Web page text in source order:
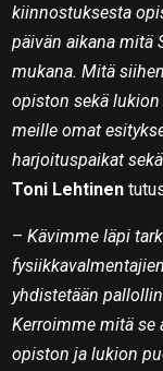
kiinnostuksesta
päivän aikana mitä
mukana. Mitä
opiston sekä
meille omat
harjoituspaikat
Toni Lehtinen
–Kävimme läpi
yhdistetään
Kerroimme mitä se
opiston ja lukion